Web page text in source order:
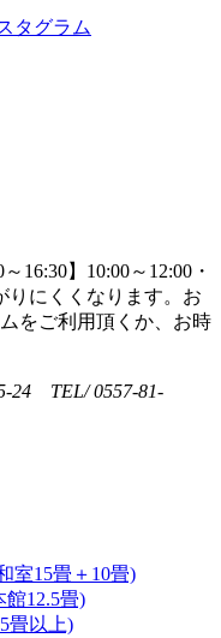
タグラム
16:30】 10:00～12:00・
りにくくなります。お
をご利用頂くか、お時
24 TEL/ 0557-81-
室15畳＋10畳)
12.5畳)
畳以上)